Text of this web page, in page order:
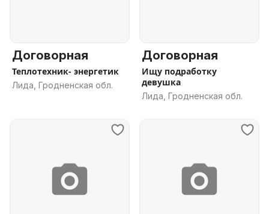
Договорная
Теплотехник- энергетик
Лида, Гродненская обл.
Договорная
Ищу подработку
девушка
Лида, Гродненская обл.